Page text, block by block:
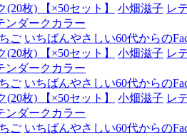
枚) 【×50セット】
小畑滋子 レ
ンダークカラー
ご いちばんやさしい60代からの
枚) 【×50セット】
小畑滋子 レ
ンダークカラー
ご いちばんやさしい60代からの
枚) 【×50セット】
小畑滋子 レ
ンダークカラー
ご いちばんやさしい60代からの